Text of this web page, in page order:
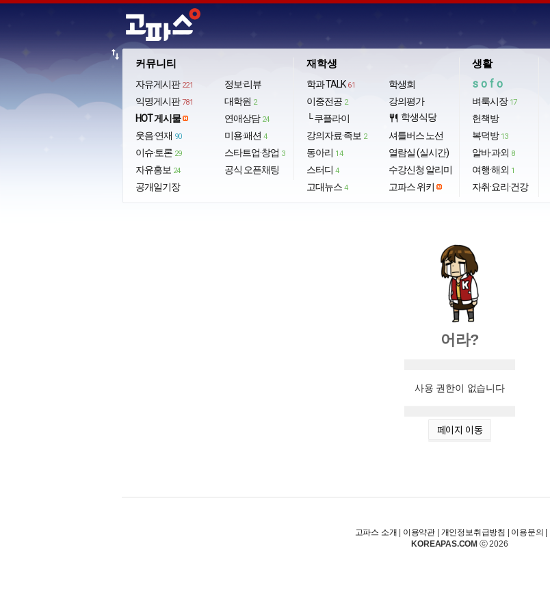
커뮤니티
자유게시판 221
익명게시판 781
HOT 게시물
웃음·연재 90
이슈·토론 29
자유홍보 24
공개일기장
정보·리뷰
대학원 2
연애상담 24
미용·패션 4
스타트업·창업 3
공식 오픈채팅
재학생
학과 TALK 61
이중전공 2
└ 쿠플라이
강의자료·족보 2
동아리 14
스터디 4
고대뉴스 4
학생회
강의평가
restaurant 학생식당
셔틀버스 노선
열람실 (실시간)
수강신청 알리미
고파스 위키
생활
sofo
벼룩시장 17
헌책방
복덕방 13
알바·과외 8
여행·해외 1
자취·요리·건강
import_export
어라?
사용 권한이 없습니다
페이지 이동
고파스 소개 이용약관 개인정보취급방침 이용문의
KOREAPAS.COM ⓒ 2026